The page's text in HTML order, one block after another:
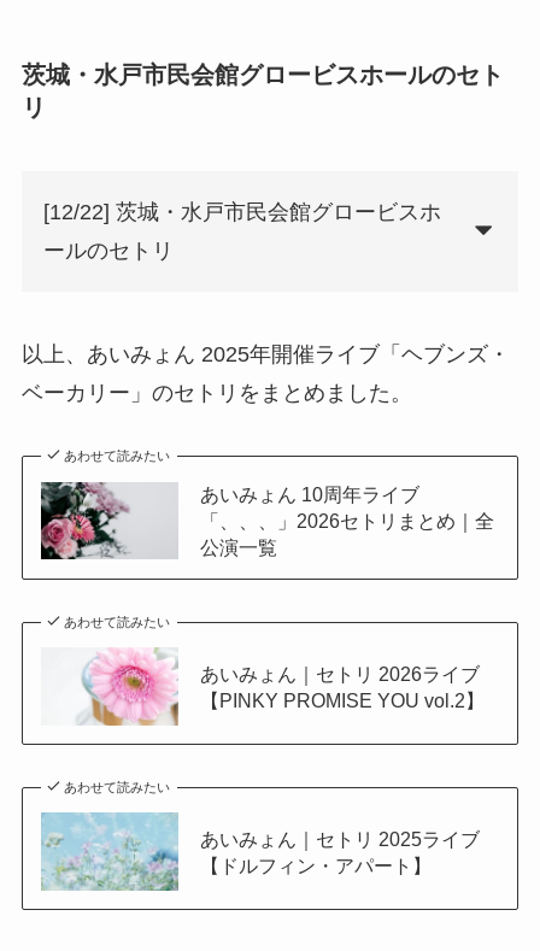
茨城・水戸市民会館グロービスホールのセト
リ
[12/22] 茨城・水戸市民会館グロービスホ
ールのセトリ
以上、あいみょん 2025年開催ライブ「ヘブンズ・
ベーカリー」のセトリをまとめました。
あわせて読みたい
あいみょん 10周年ライブ
「、、、」2026セトリまとめ｜全
公演一覧
あわせて読みたい
あいみょん｜セトリ 2026ライブ
【PINKY PROMISE YOU vol.2】
あわせて読みたい
あいみょん｜セトリ 2025ライブ
【ドルフィン・アパート】